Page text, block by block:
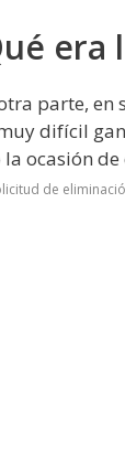
era
parte, en
difícil
ocasión
de